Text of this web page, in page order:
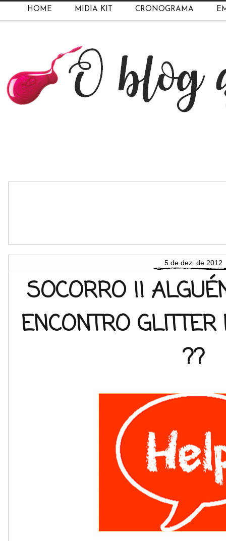
HOME MIDIA KIT CRONOGRAMA
5 de dez. de 2012
SOCORRO !!
ENCONTRO
??